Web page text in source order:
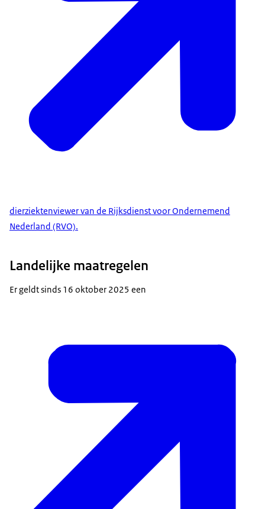
dierziektenviewer van de Rijksdienst voor Ondernemend
Nederland (RVO).
Landelijke maatregelen
Er geldt sinds 16 oktober 2025 een